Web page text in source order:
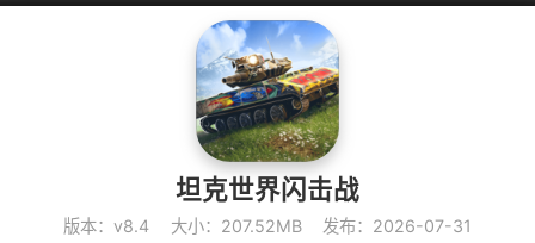
坦克世界闪击战
版本：v8.4 大小：207.52MB
发布：2026-07-31